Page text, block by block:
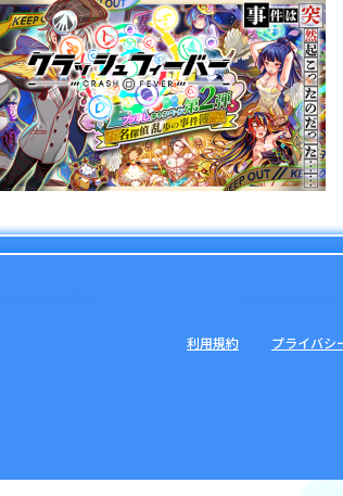
利用規約 プライバシ